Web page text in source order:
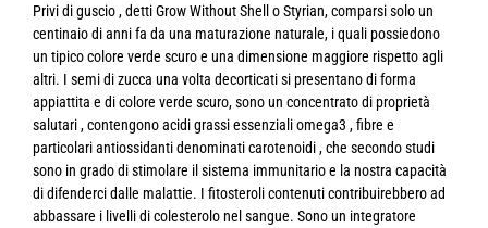
Privi di guscio , detti Grow Without Shell o Styrian, comparsi solo un
centinaio di anni fa da una maturazione naturale, i quali possiedono
un tipico colore verde scuro e una dimensione maggiore rispetto agli
altri. I semi di zucca una volta decorticati si presentano di forma
appiattita e di colore verde scuro, sono un concentrato di proprietà
salutari , contengono acidi grassi essenziali omega3 , fibre e
particolari antiossidanti denominati carotenoidi , che secondo studi
sono in grado di stimolare il sistema immunitario e la nostra capacità
di difenderci dalle malattie. I fitosteroli contenuti contribuirebbero ad
abbassare i livelli di colesterolo nel sangue. Sono un integratore